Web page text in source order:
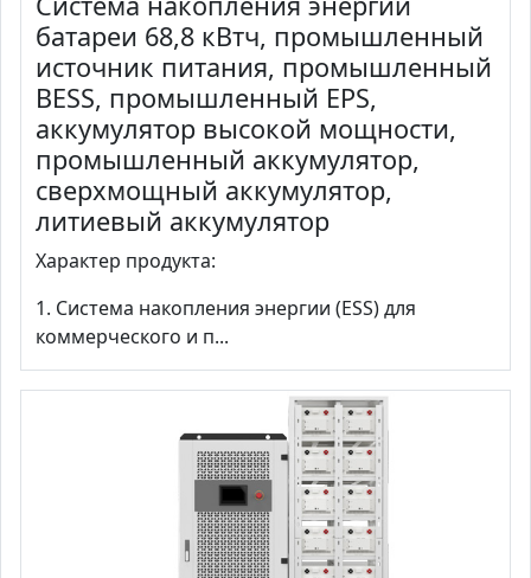
батареи 68,8 кВтч, промышленный
источник питания, промышленный
BESS, промышленный EPS,
аккумулятор высокой мощности,
промышленный аккумулятор,
сверхмощный аккумулятор,
литиевый аккумулятор
Характер продукта:
1. Система накопления энергии (ESS) для
коммерческого и п...